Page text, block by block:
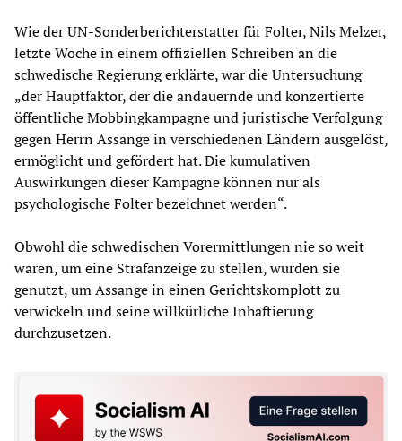
Wie der UN-Sonderberichterstatter für Folter, Nils Melzer,
letzte Woche in einem offiziellen Schreiben an die
schwedische Regierung erklärte, war die Untersuchung
„der Hauptfaktor, der die andauernde und konzertierte
öffentliche Mobbingkampagne und juristische Verfolgung
gegen Herrn Assange in verschiedenen Ländern ausgelöst,
ermöglicht und gefördert hat. Die kumulativen
Auswirkungen dieser Kampagne können nur als
psychologische Folter bezeichnet werden“.
Obwohl die schwedischen Vorermittlungen nie so weit
waren, um eine Strafanzeige zu stellen, wurden sie
genutzt, um Assange in einen Gerichtskomplott zu
verwickeln und seine willkürliche Inhaftierung
durchzusetzen.